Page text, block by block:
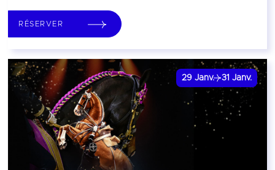
RÉSERVER
29 Janv. 31 Janv.